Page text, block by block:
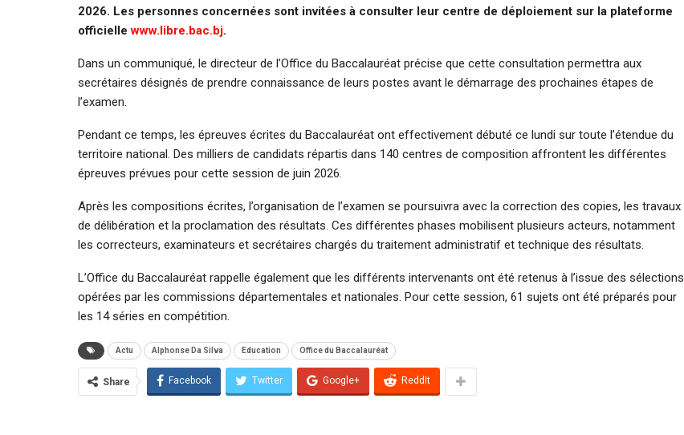
2026. Les personnes concernées sont invitées à consulter leur centre de déploiement sur la plateforme
officiellewww.libre.bac.bj.
Dans un communiqué, le directeur de l’Office du Baccalauréat précise que cette consultation permettra aux
secrétaires désignés de prendre connaissance de leurs postes avant le démarrage des prochaines étapes de
l’examen.
Pendant ce temps, les épreuves écrites du Baccalauréat ont effectivement débuté ce lundi sur toute l’étendue du
territoire national. Des milliers de candidats répartis dans 140 centres de composition affrontent les différentes
épreuves prévues pour cette session de juin 2026.
Après les compositions écrites, l’organisation de l’examen se poursuivra avec la correction des copies, les travaux
de délibération et la proclamation des résultats. Ces différentes phases mobilisent plusieurs acteurs, notamment
les correcteurs, examinateurs et secrétaires chargés du traitement administratif et technique des résultats.
L’Office du Baccalauréat rappelle également que les différents intervenants ont été retenus à l’issue des sélections
opérées par les commissions départementales et nationales. Pour cette session, 61 sujets ont été préparés pour
les 14 séries en compétition.
Actu Alphonse Da Silva Education Office du Baccalauréat
Share Facebook Twitter Google+ ReddIt